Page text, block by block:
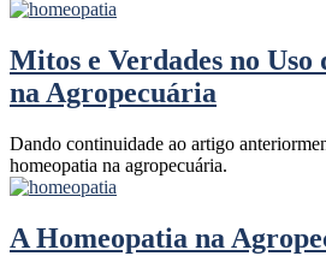
Mitos e Verdades no
na Agropecuária
Dando continuidade ao artigo
homeopatia na agropecuária.
A Homeopatia na